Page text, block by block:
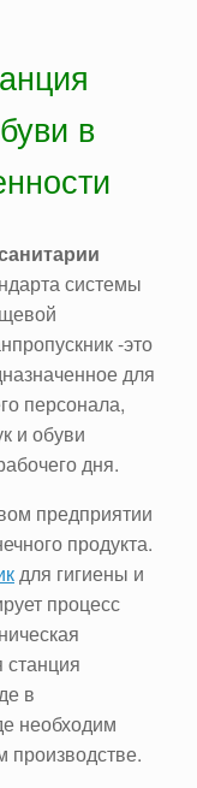
в
системы
-это
для
персонала,
и обуви
дня.
предприятии
продукта.
для гигиены и
процесс
в
необходим
производстве.